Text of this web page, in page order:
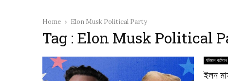
Home Elon Musk Political Party
Tag : Elon Musk Political
ঘটমান বর্তমান
ইলন